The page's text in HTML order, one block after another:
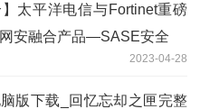
】太平洋电信与Fortinet重磅
安融合产品—SASE安全
2023-04-28
版下载_回忆忘却之匣完整